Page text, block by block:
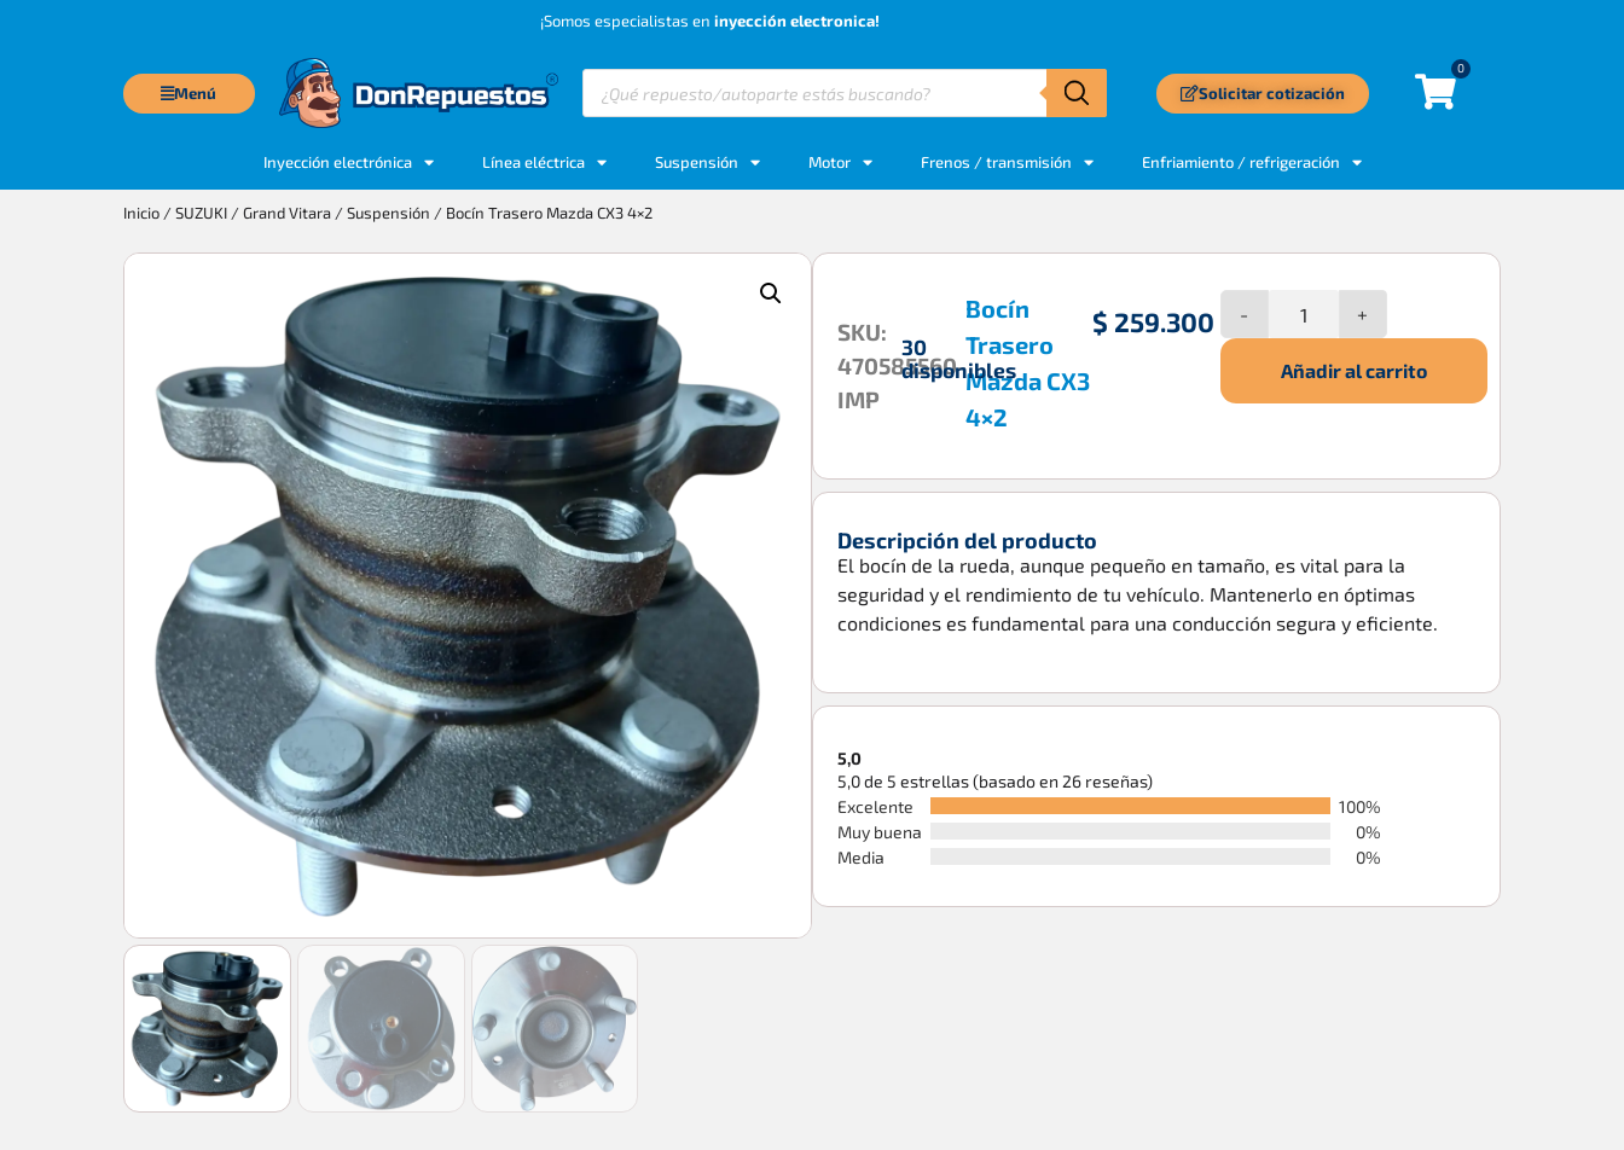
¡Somos especialistas en inyección electronica!
Menú Solicitar cotización
0
Inyección electrónica Línea eléctrica Suspensión Motor Frenos / transmisión Enfriamiento / refrigeración
Inicio /SUZUKI /Grand Vitara /Suspensión / Bocín Trasero Mazda CX3 4×2
Bocín
Trasero
Mazda CX3
4×2
$ 259.300
SKU:
470585560-
IMP
30
disponibles
- +
Añadir al carrito
Descripción del producto
El bocín de la rueda, aunque pequeño en tamaño, es vital para la
seguridad y el rendimiento de tu vehículo. Mantenerlo en óptimas
condiciones es fundamental para una conducción segura y eficiente.
5,0
5,0 de 5 estrellas (basado en 26 reseñas)
Excelente
100%
Muy buena
0%
Media
0%